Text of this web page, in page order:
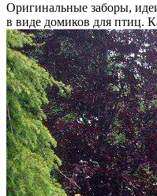
Оригинальные заборы,
в виде домиков для птиц.